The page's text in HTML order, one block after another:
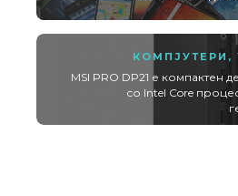
КОМПЈУТЕРИ ,
MSI PRO DP21 е компактен
со Intel Core